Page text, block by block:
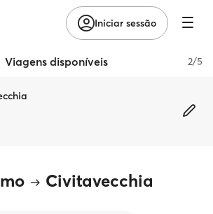
Iniciar sessão
Viagens disponíveis 2/5
Civitavecchia